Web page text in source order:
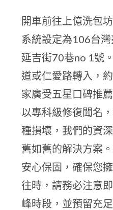
開車前往上億洗包
系統設定為106台
延吉街70巷no 1號
道或仁愛路轉入，
家廣受五星口碑推
以專科級修復聞名
種損壞，我們的資
舊如舊的解決方案
安心保固，確保您
往時，請務必注意
峰時段，並預留充